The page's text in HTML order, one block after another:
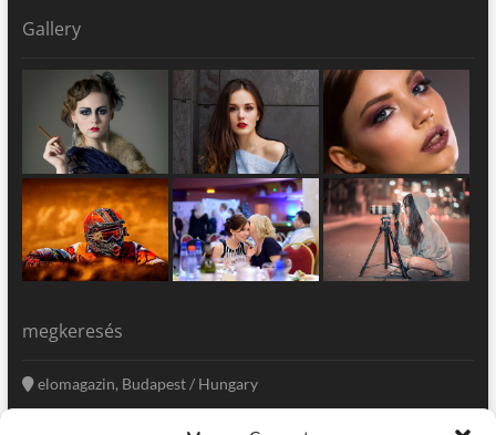
Gallery
megkeresés
elomagazin, Budapest / Hungary